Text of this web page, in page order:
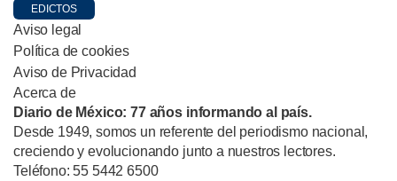
EDICTOS
Aviso legal
Política de cookies
Aviso de Privacidad
Acerca de
Diario de México: 77 años informando al país.
Desde 1949, somos un referente del periodismo nacional,
creciendo y evolucionando junto a nuestros lectores.
Teléfono: 55 5442 6500